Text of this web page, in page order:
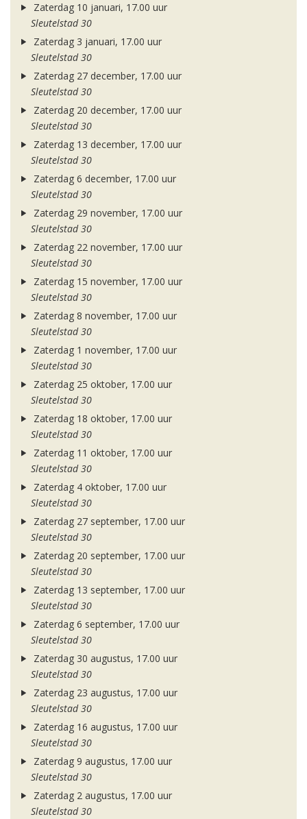
Zaterdag 10 januari, 17.00 uur
Sleutelstad 30
Zaterdag 3 januari, 17.00 uur
Sleutelstad 30
Zaterdag 27 december, 17.00 uur
Sleutelstad 30
Zaterdag 20 december, 17.00 uur
Sleutelstad 30
Zaterdag 13 december, 17.00 uur
Sleutelstad 30
Zaterdag 6 december, 17.00 uur
Sleutelstad 30
Zaterdag 29 november, 17.00 uur
Sleutelstad 30
Zaterdag 22 november, 17.00 uur
Sleutelstad 30
Zaterdag 15 november, 17.00 uur
Sleutelstad 30
Zaterdag 8 november, 17.00 uur
Sleutelstad 30
Zaterdag 1 november, 17.00 uur
Sleutelstad 30
Zaterdag 25 oktober, 17.00 uur
Sleutelstad 30
Zaterdag 18 oktober, 17.00 uur
Sleutelstad 30
Zaterdag 11 oktober, 17.00 uur
Sleutelstad 30
Zaterdag 4 oktober, 17.00 uur
Sleutelstad 30
Zaterdag 27 september, 17.00 uur
Sleutelstad 30
Zaterdag 20 september, 17.00 uur
Sleutelstad 30
Zaterdag 13 september, 17.00 uur
Sleutelstad 30
Zaterdag 6 september, 17.00 uur
Sleutelstad 30
Zaterdag 30 augustus, 17.00 uur
Sleutelstad 30
Zaterdag 23 augustus, 17.00 uur
Sleutelstad 30
Zaterdag 16 augustus, 17.00 uur
Sleutelstad 30
Zaterdag 9 augustus, 17.00 uur
Sleutelstad 30
Zaterdag 2 augustus, 17.00 uur
Sleutelstad 30